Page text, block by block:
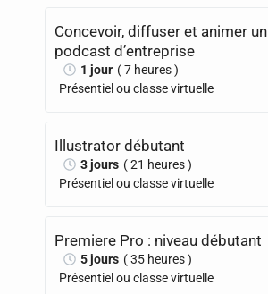
Concevoir, diffuser et animer un
podcast d’entreprise
1 jour ( 7 heures )
Présentiel ou classe virtuelle
Illustrator débutant
3 jours ( 21 heures )
Présentiel ou classe virtuelle
Premiere Pro : niveau débutant
5 jours ( 35 heures )
Présentiel ou classe virtuelle